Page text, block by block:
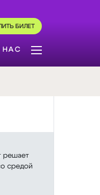
БИЛЕТ
НАС
решает
средой